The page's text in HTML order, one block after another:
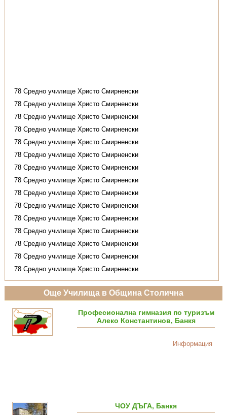
78 Средно училище Христо Смирненски
78 Средно училище Христо Смирненски
78 Средно училище Христо Смирненски
78 Средно училище Христо Смирненски
78 Средно училище Христо Смирненски
78 Средно училище Христо Смирненски
78 Средно училище Христо Смирненски
78 Средно училище Христо Смирненски
78 Средно училище Христо Смирненски
78 Средно училище Христо Смирненски
78 Средно училище Христо Смирненски
78 Средно училище Христо Смирненски
78 Средно училище Христо Смирненски
78 Средно училище Христо Смирненски
78 Средно училище Христо Смирненски
Още Училища в Община Столична
Професионална гимназия по туризъм
Алеко Константинов, Банкя
Информация
ЧОУ ДЪГА, Банкя